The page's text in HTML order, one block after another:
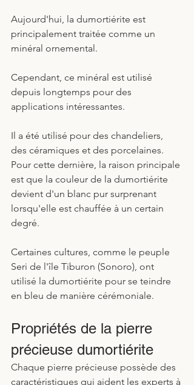
Aujourd'hui, la dumortiérite est
principalement traitée comme un
minéral ornemental.
Cependant, ce minéral est utilisé
depuis longtemps pour des
applications intéressantes.
Il a été utilisé pour des chandeliers,
des céramiques et des porcelaines.
Pour cette dernière, la raison principale
est que la couleur de la dumortiérite
devient d'un blanc pur surprenant
lorsqu'elle est chauffée à un certain
degré.
Certaines cultures, comme le peuple
Seri de l'île Tiburon (Sonoro), ont
utilisé la dumortiérite pour se teindre
en bleu de manière cérémoniale.
Propriétés de la pierre
précieuse dumortiérite
Chaque pierre précieuse possède des
caractéristiques qui aident les experts à